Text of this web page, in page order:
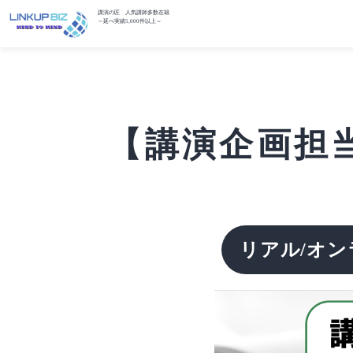
講演の匠 人気講師多数在籍
～延べ実績5,000件以上～
【講演企画
リアル/オ